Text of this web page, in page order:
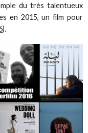
du très talentueux
en 2015, un film pour
).